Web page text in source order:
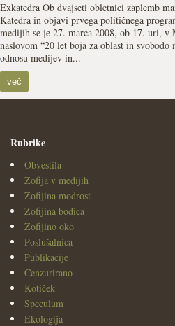
Exkatedra Ob dvajseti obletnici zaplemb
Katedra in objavi prvega političnega
medijih se je 27. marca 2008, ob 17. uri,
naslovom “20 let boja za oblast in svobodo
odnosu medijev in...
več
Rubrike
Obvestila
Zofija v medijih
Zofijina modrost
Zofijina bodica
Zofijino oko
Poslušalnica
Publikacije
Cenzurirano
Kotiček
Speculum
Ekologija